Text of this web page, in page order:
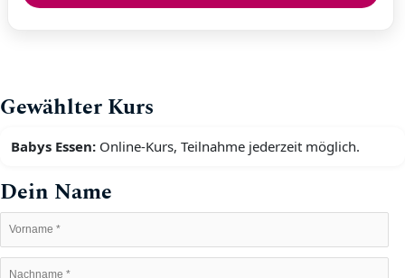
Gewählter Kurs
Babys Essen: Online-Kurs, Teilnahme jederzeit möglich.
Dein Name